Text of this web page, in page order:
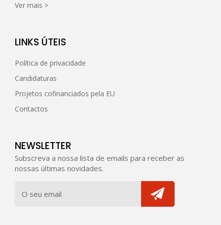
Ver mais >
LINKS ÚTEIS
Política de privacidade
Candidaturas
Projetos cofinanciados pela EU
Contactos
NEWSLETTER
Subscreva a nossa lista de emails para receber as
nossas últimas novidades.